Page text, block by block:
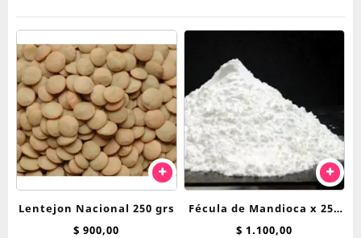
Lentejon Nacional 250 grs
$ 900,00
Fécula de Mandioca x 250
Grs 1° Calidad
$ 1.100,00